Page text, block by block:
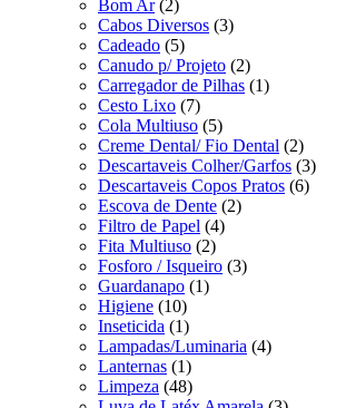
Bom Ar (2)
Cabos Diversos (3)
Cadeado (5)
Canudo p/ Projeto (2)
Carregador de Pilhas (1)
Cesto Lixo (7)
Cola Multiuso (5)
Creme Dental/ Fio Dental (2)
Descartaveis Colher/Garfos (3)
Descartaveis Copos Pratos (6)
Escova de Dente (2)
Filtro de Papel (4)
Fita Multiuso (2)
Fosforo / Isqueiro (3)
Guardanapo (1)
Higiene (10)
Inseticida (1)
Lampadas/Luminaria (4)
Lanternas (1)
Limpeza (48)